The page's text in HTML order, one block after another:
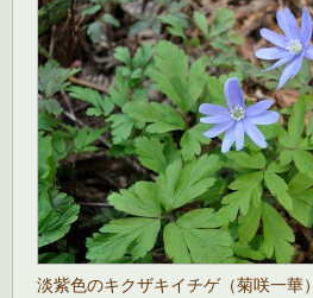
淡紫色のキクザキイチゲ（菊咲一華）